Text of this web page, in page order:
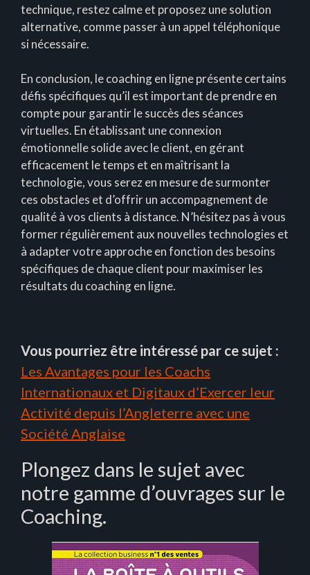
technique, restez calme et proposez une solution
alternative, comme passer à un appel téléphonique
si nécessaire.
En conclusion, le coaching en ligne présente certains
défis spécifiques qu’il est important de prendre en
compte pour garantir le succès des séances
virtuelles. En établissant une connexion
émotionnelle solide avec le client, en gérant
efficacement le temps et en maîtrisant la
technologie, vous serez en mesure de surmonter
ces obstacles et d’offrir un accompagnement de
qualité à vos clients à distance. N’hésitez pas à vous
former régulièrement aux nouvelles technologies et
à adapter votre approche en fonction des besoins
spécifiques de chaque client pour maximiser les
résultats du coaching en ligne.
Vous pourriez être intéressé par ce sujet :
Les Avantages pour les Coachs
Internationaux et Digitaux d’Exercer leur
Activité depuis l’Angleterre avec une
Société Anglaise
Plongez dans le sujet avec
notre gamme d’ouvrages sur le
Coaching.